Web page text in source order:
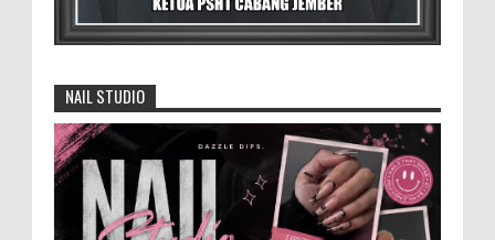
Digelontor Bantuan CSR Jumbo dan Bibit
Ternak Gratis ‎
‎BLORA – Wakil Bupati Blora Hj. Sri
Setyorini menghadiri Rapat Anggota Tahunan (RAT)
Kelompok Tani Hutan (KTH) Masjid Baitur Mulyo yang
dig...
NAIL STUDIO